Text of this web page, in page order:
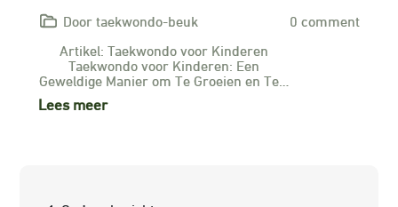
Door taekwondo-beuk
0 comment
Artikel: Taekwondo voor Kinderen
Taekwondo voor Kinderen: Een
Geweldige Manier om Te Groeien en Te…
Lees meer